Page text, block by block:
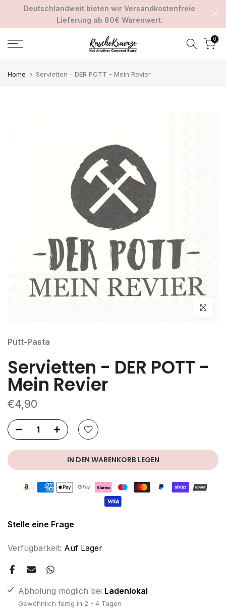
springen
Deutschlandweit bieten wir Versandkostenfreie
Lieferung ab 80€ Warenwert.
0
Home Servietten - DER POTT - Mein Revier
klicken
Pütt-Pasta
Servietten - DER POTT -
Mein Revier
€4,90
IN DEN WARENKORB LEGEN
Stelle eine Frage
Verfügbarkeit: Auf Lager
Abholung möglich bei Ladenlokal
Gewöhnlich fertig in 2 - 4 Tagen